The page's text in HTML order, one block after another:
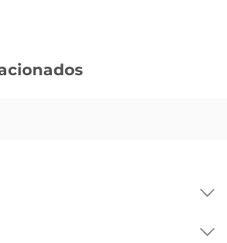
eficaz. Além disso, sua
pegajosa que muitos protetores